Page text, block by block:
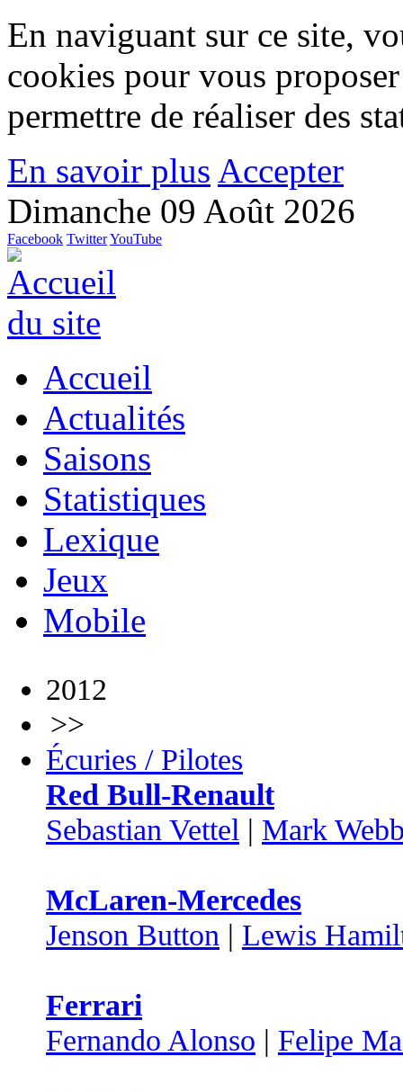
En naviguant sur ce site,
cookies pour vous
permettre de réaliser des
En savoir plus Accepter
Dimanche 09 Août 2026
Facebook TwitterYouTube
Accueil
Actualités
Saisons
Statistiques
Lexique
Jeux
Mobile
2012
>>
Écuries / Pilotes
Red Bull-Renault
Sebastian Vettel | Mark
McLaren-Mercedes
Jenson Button | Lewis
Ferrari
Fernando Alonso | Felipe